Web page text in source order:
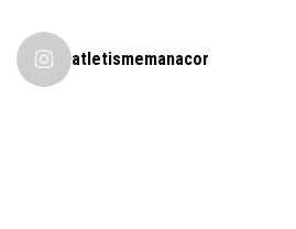
atletismemanacor